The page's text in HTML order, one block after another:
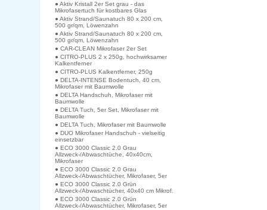
● Aktiv Kristall 2er Set grau - das
Mikrofasertuch für kostbares Glas
● Aktiv Strand/Saunatuch 80 x 200 cm,
500 gr/qm, Löwenzahn
● Aktiv Strand/Saunatuch 80 x 200 cm,
500 gr/qm, Löwenzahn
● CAR-CLEAN Mikrofaser 2er Set
● CITRO-PLUS 2 x 250g, hochwirksamer
Kalkentferner
● CITRO-PLUS Kalkentferner, 250g
● DELTA-INTENSE Bodentuch, 40 cm,
Mikrofaser mit Baumwolle
● DELTA Handschuh, Mikrofaser mit
Baumwolle
● DELTA Tuch, 5er Set, Mikrofaser mit
Baumwolle
● DELTA Tuch, Mikrofaser mit Baumwolle
● DUO Mikrofaser Handschuh - vielseitig
einsetzbar
● ECO 3000 Classic 2.0 Grau
Allzweck-/Abwaschtüche, 40x40cm,
Mikrofaser
● ECO 3000 Classic 2.0 Grau
Allzweck-/Abwaschtücher, Mikrofaser, 5er
● ECO 3000 Classic 2.0 Grün
Allzweck-/Abwaschtücher, 40x40 cm Mikrof.
● ECO 3000 Classic 2.0 Grün
Allzweck-/Abwaschtücher, Mikrofaser, 5er